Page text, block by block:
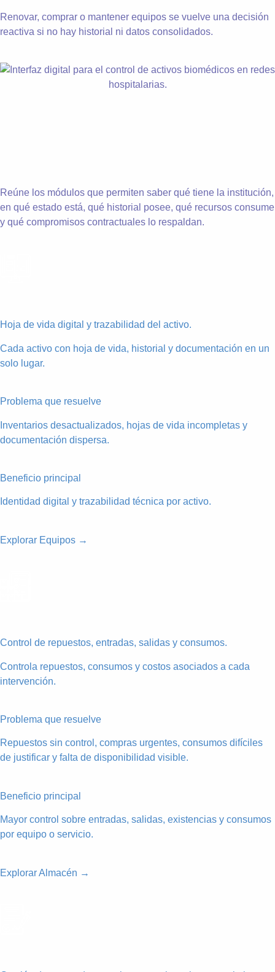
Renovar, comprar o mantener equipos se vuelve una decisión
reactiva si no hay historial ni datos consolidados.
Reúne los módulos que permiten saber qué tiene la institución,
en qué estado está, qué historial posee, qué recursos consume
y qué compromisos contractuales lo respaldan.
Hoja de vida digital y trazabilidad del activo.
Cada activo con hoja de vida, historial y documentación en un
solo lugar.
Problema que resuelve
Inventarios desactualizados, hojas de vida incompletas y
documentación dispersa.
Beneficio principal
Identidad digital y trazabilidad técnica por activo.
Explorar Equipos →
Control de repuestos, entradas, salidas y consumos.
Controla repuestos, consumos y costos asociados a cada
intervención.
Problema que resuelve
Repuestos sin control, compras urgentes, consumos difíciles
de justificar y falta de disponibilidad visible.
Beneficio principal
Mayor control sobre entradas, salidas, existencias y consumos
por equipo o servicio.
Explorar Almacén →